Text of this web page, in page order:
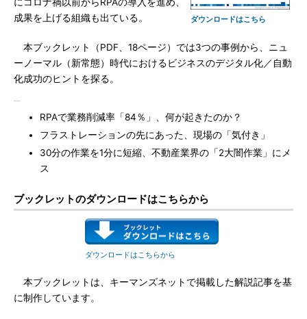
ダウンロードはこちら
成果を上げる組織も出ている。
本ブックレット（PDF、18ページ）では3つの事例から、ニュ
ーノーマル（新常態）時代におけるビジネスのデジタル化／自動
化成功のヒントを探る。
RPAで業務削減率「84％」、何が起きたのか？
フラストレーションの先にあった、現場の「気付き」
30分の作業を1分に短縮、不動産業界の「2大闇作業」にメ
ス
ブックレットのダウンロードはこちらから
ダウンロードはこちらから
本ブックレットは、キーマンズネットで掲載した解説記事を基
に制作しています。